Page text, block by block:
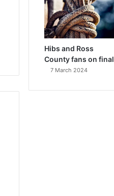
Hibs and Ross
County fans on final
7 March 2024